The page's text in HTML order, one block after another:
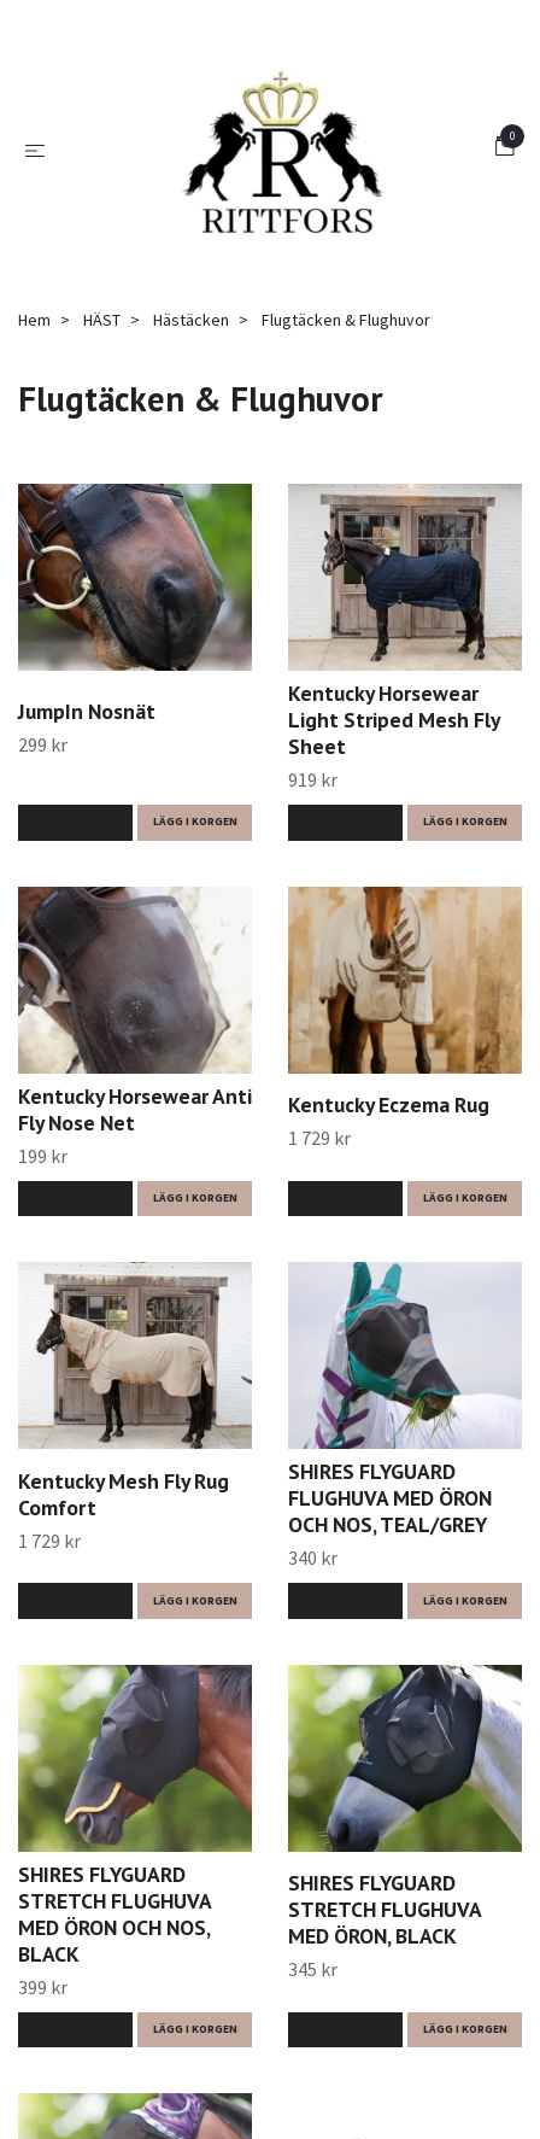
0
Hem HÄST Hästäcken Flugtäcken & Flughuvor
Flugtäcken & Flughuvor
JumpIn Nosnät
299 kr
LÄGG I KORGEN
Kentucky Horsewear
Light Striped Mesh Fly
Sheet
919 kr
LÄGG I KORGEN
Kentucky Horsewear Anti
Fly Nose Net
199 kr
LÄGG I KORGEN
Kentucky Eczema Rug
1 729 kr
LÄGG I KORGEN
Kentucky Mesh Fly Rug
Comfort
1 729 kr
LÄGG I KORGEN
SHIRES FLYGUARD
FLUGHUVA MED ÖRON
OCH NOS, TEAL/GREY
340 kr
LÄGG I KORGEN
SHIRES FLYGUARD
STRETCH FLUGHUVA
MED ÖRON OCH NOS,
BLACK
399 kr
LÄGG I KORGEN
SHIRES FLYGUARD
STRETCH FLUGHUVA
MED ÖRON, BLACK
345 kr
LÄGG I KORGEN